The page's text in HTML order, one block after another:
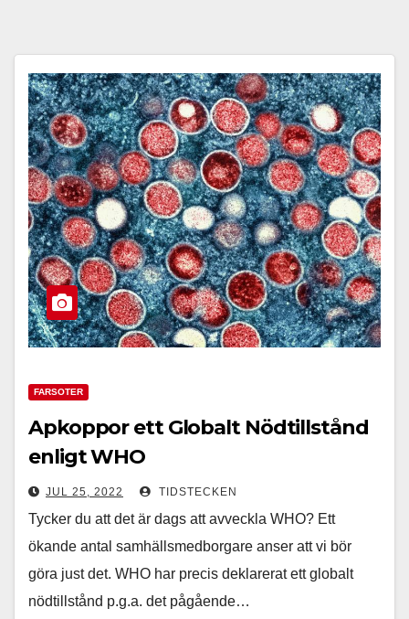
FARSOTER
Apkoppor ett Globalt Nödtillstånd
enligt WHO
JUL 25, 2022 TIDSTECKEN
Tycker du att det är dags att avveckla WHO? Ett
ökande antal samhällsmedborgare anser att vi bör
göra just det. WHO har precis deklarerat ett globalt
nödtillstånd p.g.a. det pågående…